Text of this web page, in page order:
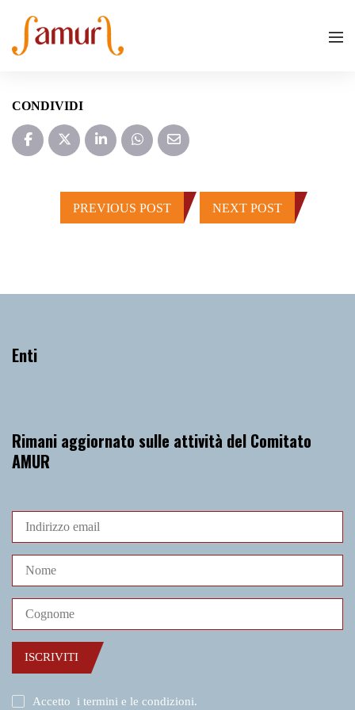
CONDIVIDI
PREVIOUS POST NEXT POST
Enti
Rimani aggiornato sulle attività del Comitato
AMUR
ISCRIVITI
Accetto i termini e le condizioni.